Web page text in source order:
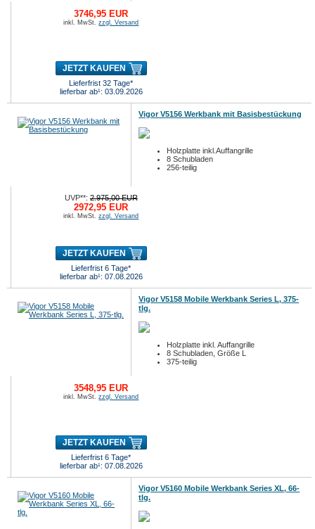
3746,95 EUR
inkl. MwSt.zzgl. Versand
JETZT KAUFEN
Lieferfrist 32 Tage*
lieferbar ab¹: 03.09.2026
Vigor V5156 Werkbank mit Basisbestückung
Holzplatte inkl.Auffangrille
8 Schubladen
256-teilig
UVP**:2.975,00 EUR
2972,95 EUR
inkl. MwSt.zzgl. Versand
JETZT KAUFEN
Lieferfrist 6 Tage*
lieferbar ab¹: 07.08.2026
Vigor V5158 Mobile Werkbank Series L, 375-
tlg.
Holzplatte inkl. Auffangrille
8 Schubladen, Größe L
375-teilig
3548,95 EUR
inkl. MwSt.zzgl. Versand
JETZT KAUFEN
Lieferfrist 6 Tage*
lieferbar ab¹: 07.08.2026
Vigor V5160 Mobile Werkbank Series XL, 66-
tlg.